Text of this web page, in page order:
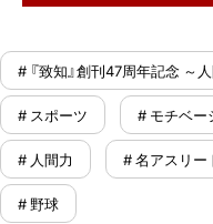
# 『致知』創刊47周年記念 ～
# スポーツ # モチベー
# 人間力 # 名アスリー
# 野球